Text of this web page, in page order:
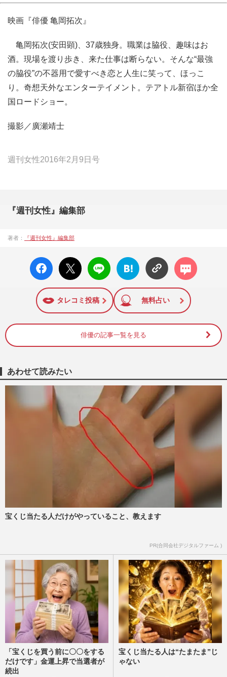
映画『俳優 亀岡拓次』
亀岡拓次(安田顕)、37歳独身。職業は脇役、趣味はお
酒。現場を渡り歩き、来た仕事は断らない。そんな“最強
の脇役”の不器用で愛すべき恋と人生に笑って、ほっこ
り。奇想天外なエンターテイメント。テアトル新宿ほか全
国ロードショー。
撮影／廣瀬靖士
週刊女性2016年2月9日号
『週刊女性』編集部
著者： 『週刊女性』編集部
facebo
ok い
X ポス
ト
LINE
はてな
ブック
に追加
コメン
ト
タレコミ投稿 無料占い
俳優の記事一覧を見る
あわせて読みたい
宝くじ当たる人だけがやっていること、教えます
PR(合同会社デジタルファーム )
「宝くじを買う前に〇〇をする
だけです」金運上昇で当選者が
続出
宝くじ当たる人は“たまたま”じ
ゃない